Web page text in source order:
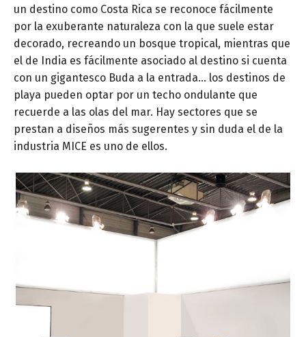
un destino como Costa Rica se reconoce fácilmente
por la exuberante naturaleza con la que suele estar
decorado, recreando un bosque tropical, mientras que
el de India es fácilmente asociado al destino si cuenta
con un gigantesco Buda a la entrada… los destinos de
playa pueden optar por un techo ondulante que
recuerde a las olas del mar. Hay sectores que se
prestan a diseños más sugerentes y sin duda el de la
industria MICE es uno de ellos.